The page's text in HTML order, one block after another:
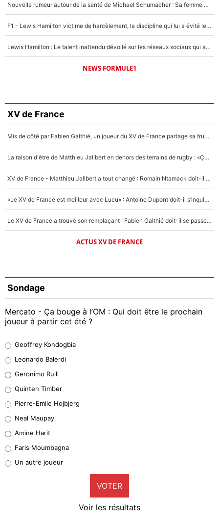
Nouvelle rumeur autour de la santé de Michael Schumacher : Sa femme Corinna sort du silence
F1 - Lewis Hamilton victime de harcèlement, la discipline qui lui a évité le pire : «J'aurais probablement mal tourné»
Lewis Hamilton : Le talent inattendu dévoilé sur les réseaux sociaux qui a impressionné Kim Kardashian pendant leurs vacances en amoureux !
NEWS FORMULE1
XV de France
Mis de côté par Fabien Galthié, un joueur du XV de France partage sa frustration : «ils ne me l’ont pas dit tout de suite»
La raison d'être de Matthieu Jalibert en dehors des terrains de rugby : «Ça m'atteint autant que si tu touches à un membre de ma famille»
XV de France - Matthieu Jalibert a tout changé : Romain Ntamack doit-il s’inquiéter pour sa place à un an de la Coupe du monde ?
«Le XV de France est meilleur avec Lucu» : Antoine Dupont doit-il s’inquiéter pour sa place ?
Le XV de France a trouvé son remplaçant : Fabien Galthié doit-il se passer d'Antoine Dupont ?
ACTUS XV DE FRANCE
Sondage
Mercato - Ça bouge à l’OM : Qui doit être le prochain
joueur à partir cet été ?
38%
32%
4%
1%
9%
Geoffrey Kondogbia
Leonardo Balerdi
Geronimo Rulli
Quinten Timber
Pierre-Emile Hojbjerg
Neal Maupay
Amine Harit
Faris Moumbagna
Un autre joueur
VOTER
Voir les résultats